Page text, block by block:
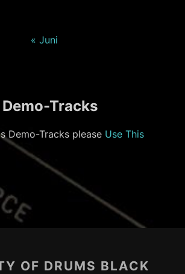
« Juni
Demo-Tracks
Demo-Tracks please Use This
OF DRUMS BLACK